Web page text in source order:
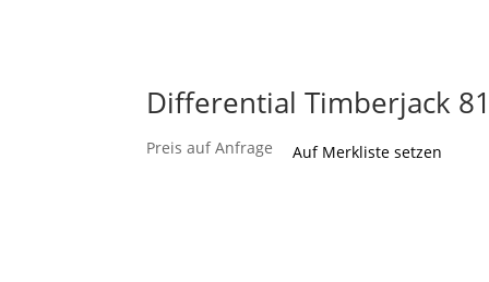
Differential Timberjack
Preis auf Anfrage Auf Merkliste setzen